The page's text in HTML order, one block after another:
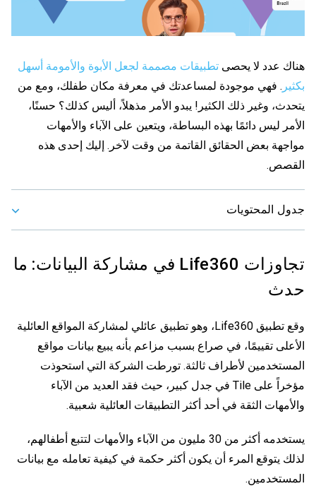
هناك عدد لا يحصى تطبيقات مصممة لجعل الأبوة والأمومة أسهل
بكثير . فهي موجودة لمساعدتك في معرفة مكان طفلك، ومع من
يتحدث، وغير ذلك الكثير! يبدو الأمر مذهلاً، أليس كذلك؟ حسنًا،
الأمر ليس دائمًا بهذه البساطة، ويتعين على الآباء والأمهات
مواجهة بعض الحقائق القاتمة من وقت لآخر. إليك إحدى هذه
القصص.
جدول المحتويات
تجاوزات Life360 في مشاركة البيانات: ما
حدث
وقع تطبيق Life360، وهو تطبيق عائلي لمشاركة المواقع العائلية
الأعلى تقييمًا، في صراع بسبب مزاعم بأنه يبيع بيانات مواقع
المستخدمين لأطراف ثالثة. تورطت الشركة التي استحوذت
مؤخراً على Tile في جدل كبير، حيث فقد العديد من الآباء
والأمهات الثقة في أحد أكثر التطبيقات العائلية شعبية.
يستخدمه أكثر من 30 مليون من الآباء والأمهات لتتبع أطفالهم،
لذلك يتوقع المرء أن يكون أكثر حكمة في كيفية تعامله مع بيانات
المستخدمين.